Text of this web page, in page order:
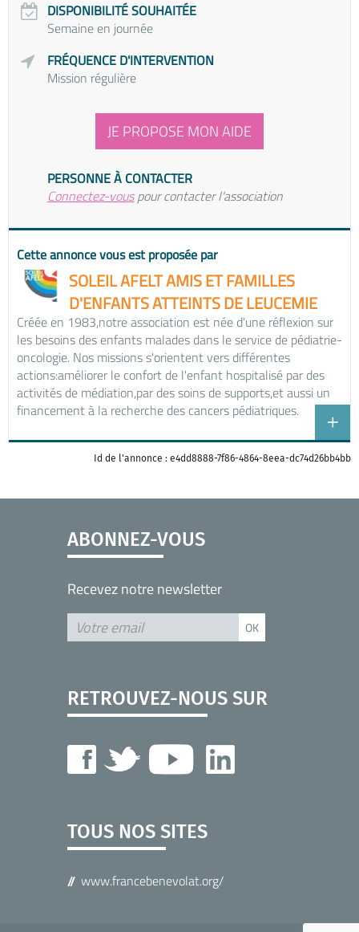
DISPONIBILITÉ SOUHAITÉE
Semaine en journée
FRÉQUENCE D'INTERVENTION
Mission régulière
JE PROPOSE MON AIDE
PERSONNE À CONTACTER
Connectez-vouspour contacter l'association
Cette annonce vous est proposée par
SOLEIL AFELT AMIS ET FAMILLES
D'ENFANTS ATTEINTS DE LEUCEMIE
Créée en 1983,notre association est née d'une réflexion sur
les besoins des enfants malades dans le service de pédiatrie-
oncologie. Nos missions s'orientent vers différentes
actions:améliorer le confort de l'enfant hospitalisé par des
activités de médiation,par des soins de supports,et aussi un
financement à la recherche des cancers pédiatriques.
Id de l'annonce : e4dd8888-7f86-4864-8eea-dc74d26bb4bb
ABONNEZ-VOUS
Recevez notre newsletter
RETROUVEZ-NOUS SUR
TOUS NOS SITES
www.francebenevolat.org/